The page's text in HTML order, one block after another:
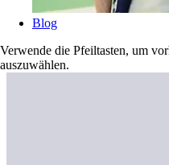
Blog
Verwende die Pfeiltasten, um
auszuwählen.